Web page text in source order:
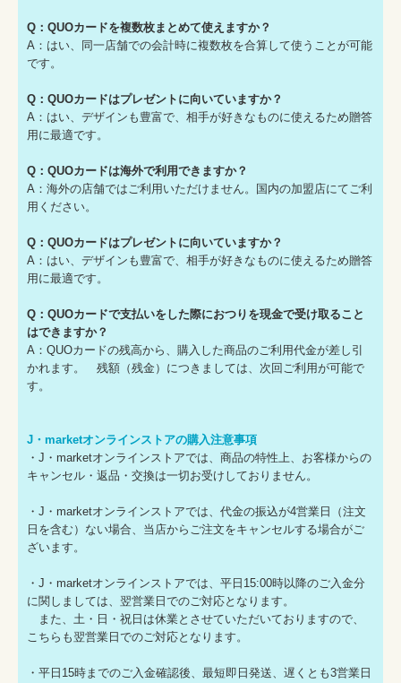
Q：QUOカードを複数枚まとめて使えますか？
A：はい、同一店舗での会計時に複数枚を合算して使うことが可能
です。
Q：QUOカードはプレゼントに向いていますか？
A：はい、デザインも豊富で、相手が好きなものに使えるため贈答
用に最適です。
Q：QUOカードは海外で利用できますか？
A：海外の店舗ではご利用いただけません。国内の加盟店にてご利
用ください。
Q：QUOカードはプレゼントに向いていますか？
A：はい、デザインも豊富で、相手が好きなものに使えるため贈答
用に最適です。
Q：QUOカードで支払いをした際におつりを現金で受け取ること
はできますか？
A：QUOカードの残高から、購入した商品のご利用代金が差し引
かれます。 残額（残金）につきましては、次回ご利用が可能で
す。
J・marketオンラインストアの購入注意事項
・J・marketオンラインストアでは、商品の特性上、お客様からの
キャンセル・返品・交換は一切お受けしておりません。
・J・marketオンラインストアでは、代金の振込が4営業日（注文
日を含む）ない場合、当店からご注文をキャンセルする場合がご
ざいます。
・J・marketオンラインストアでは、平日15:00時以降のご入金分
に関しましては、翌営業日でのご対応となります。
また、土・日・祝日は休業とさせていただいておりますので、
こちらも翌営業日でのご対応となります。
・平日15時までのご入金確認後、最短即日発送、遅くとも3営業日